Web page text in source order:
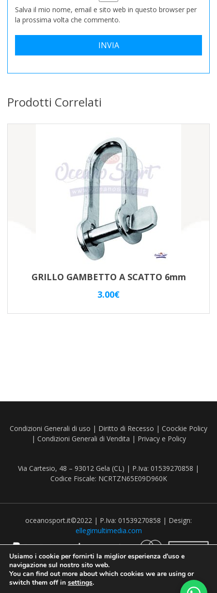
Salva il mio nome, email e sito web in questo browser per
la prossima volta che commento.
Prodotti Correlati
GRILLO GAMBETTO A SCATTO 6mm
3.00€
Condizioni Generali di uso | Diritto di Recesso | Coockie Policy
| Condizioni Generali di Vendita | Privacy e Policy
Via Cartesio, 48 – 93012 Gela (CL) | P.Iva: 01539270858 |
Codice Fiscale: NCRTZN65E09D960K
oceanosport.it©2022 | P.Iva: 01539270858 | Design:
ellegimultimedia.com
Usiamo i cookie per fornirti la miglior esperienza d'uso e
navigazione sul nostro sito web.
You can find out more about which cookies we are using or
switch them off in settings.